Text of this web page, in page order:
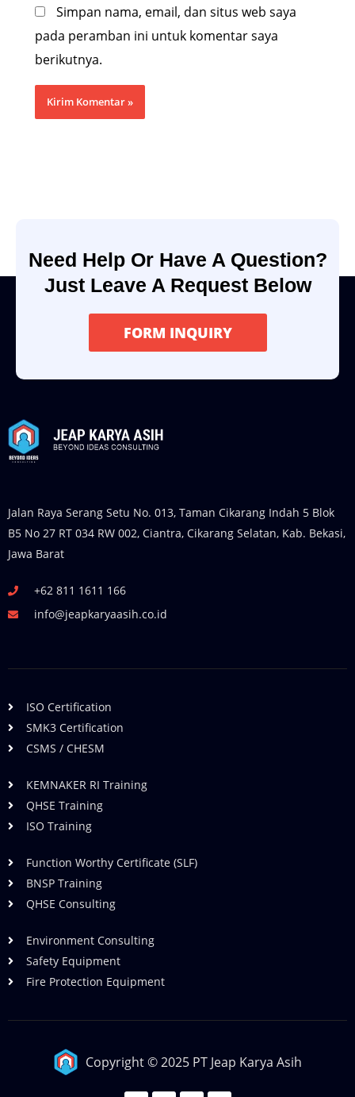
Simpan nama, email, dan situs web saya
pada peramban ini untuk komentar saya
berikutnya.
Need Help Or Have A Question?
Just Leave A Request Below
FORM INQUIRY
Jalan Raya Serang Setu No. 013, Taman Cikarang Indah 5 Blok
B5 No 27 RT 034 RW 002, Ciantra, Cikarang Selatan, Kab. Bekasi,
Jawa Barat
+62 811 1611 166
info@jeapkaryaasih.co.id
ISO Certification
SMK3 Certification
CSMS / CHESM
KEMNAKER RI Training
QHSE Training
ISO Training
Function Worthy Certificate (SLF)
BNSP Training
QHSE Consulting
Environment Consulting
Safety Equipment
Fire Protection Equipment
Copyright © 2025 PT Jeap Karya Asih